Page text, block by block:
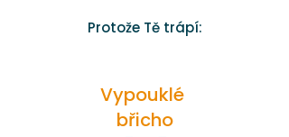
Protože Tě trápí:
Vypouklé
břicho